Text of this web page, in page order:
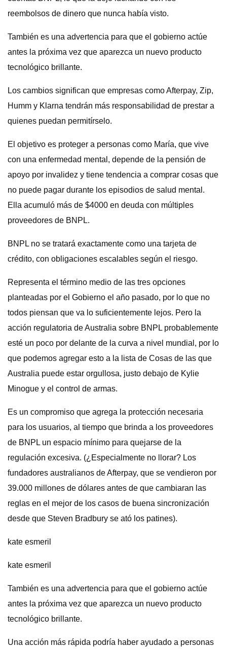
reembolsos de dinero que nunca había visto.
También es una advertencia para que el gobierno actúe
antes la próxima vez que aparezca un nuevo producto
tecnológico brillante.
Los cambios significan que empresas como Afterpay, Zip,
Humm y Klarna tendrán más responsabilidad de prestar a
quienes puedan permitírselo.
El objetivo es proteger a personas como María, que vive
con una enfermedad mental, depende de la pensión de
apoyo por invalidez y tiene tendencia a comprar cosas que
no puede pagar durante los episodios de salud mental.
Ella acumuló más de $4000 en deuda con múltiples
proveedores de BNPL.
BNPL no se tratará exactamente como una tarjeta de
crédito, con obligaciones escalables según el riesgo.
Representa el término medio de las tres opciones
planteadas por el Gobierno el año pasado, por lo que no
todos piensan que va lo suficientemente lejos. Pero la
acción regulatoria de Australia sobre BNPL probablemente
esté un poco por delante de la curva a nivel mundial, por lo
que podemos agregar esto a la lista de Cosas de las que
Australia puede estar orgullosa, justo debajo de Kylie
Minogue y el control de armas.
Es un compromiso que agrega la protección necesaria
para los usuarios, al tiempo que brinda a los proveedores
de BNPL un espacio mínimo para quejarse de la
regulación excesiva. (¿Especialmente no llorar? Los
fundadores australianos de Afterpay, que se vendieron por
39.000 millones de dólares antes de que cambiaran las
reglas en el mejor de los casos de buena sincronización
desde que Steven Bradbury se ató los patines).
kate esmeril
kate esmeril
También es una advertencia para que el gobierno actúe
antes la próxima vez que aparezca un nuevo producto
tecnológico brillante.
Una acción más rápida podría haber ayudado a personas